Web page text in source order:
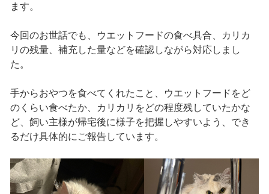
ます。
今回のお世話でも、ウエットフードの食べ具合、カリカ
リの残量、補充した量などを確認しながら対応しまし
た。
手からおやつを食べてくれたこと、ウエットフードをど
のくらい食べたか、カリカリをどの程度残していたかな
ど、飼い主様が帰宅後に様子を把握しやすいよう、でき
るだけ具体的にご報告しています。